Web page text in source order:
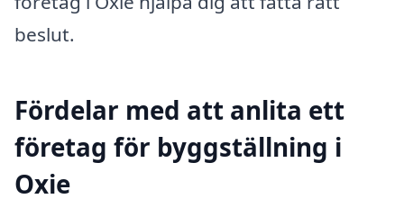
beslut.
Fördelar med att anlita ett
företag för byggställning i
Oxie